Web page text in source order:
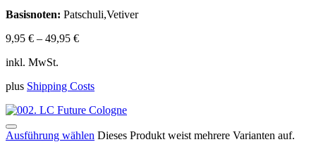
Basisnoten: Patschuli,Vetiver
9,95 € – 49,95 €
inkl. MwSt.
plus Shipping Costs
Ausführung wählen Dieses Produkt weist mehrere Varianten auf.